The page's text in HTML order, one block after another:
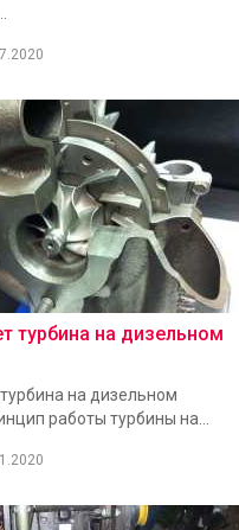
турбина на дизельном
на дизельном
работы турбины на...